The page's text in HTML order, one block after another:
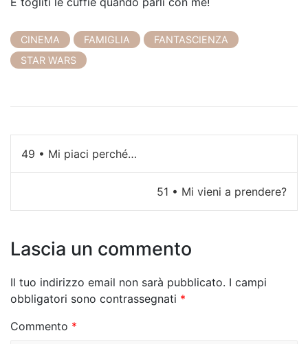
CINEMA FAMIGLIA
FANTASCIENZA
STAR WARS
N
a
g
a
z
i
49 • Mi piaci perché…
51 • Mi vieni a prendere?
Lascia un commento
Il tuo indirizzo email non sarà pubblicato. I campi
obbligatori sono contrassegnati *
Commento *